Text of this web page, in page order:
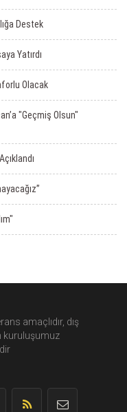
Destek
Yatırdı
Olacak
"Geçmiş Olsun"
amaçlıdır, dış
kuruluşumuz